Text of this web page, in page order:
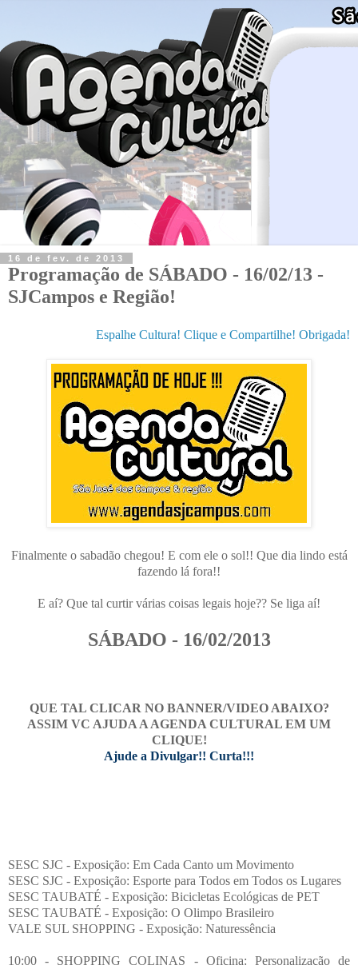
16 de fev. de 2013
Programação de SÁBADO - 16/02/13 -
SJCampos e Região!
Espalhe Cultura! Clique e Compartilhe! Obrigada!
Finalmente o sabadão chegou! E com ele o sol!! Que dia lindo está
fazendo lá fora!!
E aí? Que tal curtir várias coisas legais hoje?? Se liga aí!
SÁBADO - 16/02/2013
QUE TAL CLICAR NO BANNER/VIDEO ABAIXO?
ASSIM VC AJUDA A AGENDA CULTURAL EM UM
CLIQUE!
Ajude a Divulgar!! Curta!!!
SESC SJC - Exposição: Em Cada Canto um Movimento
SESC SJC - Exposição: Esporte para Todos em Todos os Lugares
SESC TAUBATÉ - Exposição: Bicicletas Ecológicas de PET
SESC TAUBATÉ - Exposição: O Olimpo Brasileiro
VALE SUL SHOPPING - Exposição: Naturessência
10:00 - SHOPPING COLINAS - Oficina: Personalização de